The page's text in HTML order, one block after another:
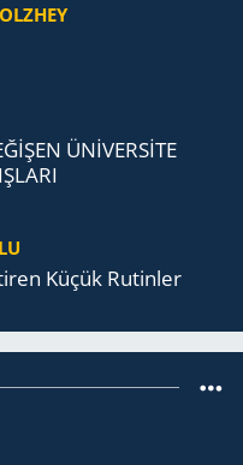
ÜNİVERSİTE
Küçük Ru­tin­ler